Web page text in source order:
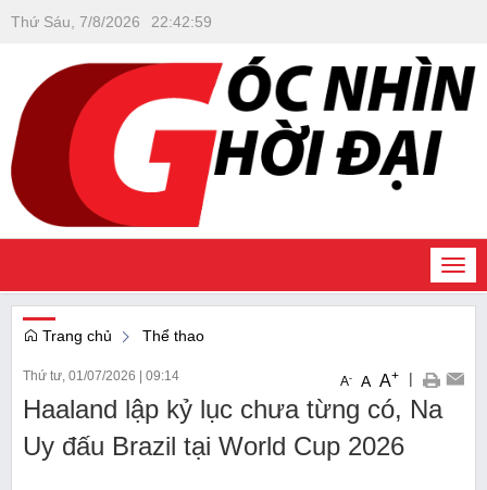
Thứ Sáu, 7/8/2026 22:43:00
Trang chủ Thể thao
Thứ tư, 01/07/2026 09:14 A- A A+ |
Haaland lập kỷ lục chưa từng có, Na
Uy đấu Brazil tại World Cup 2026